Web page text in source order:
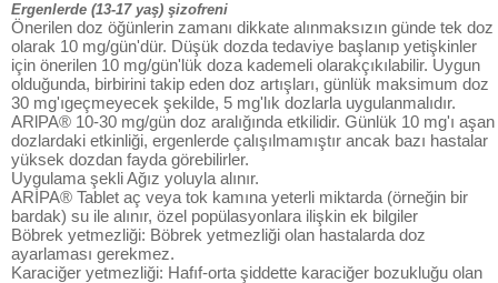
Ergenlerde (13-17 yaş) şizofreni
Önerilen doz öğünlerin zamanı dikkate alınmaksızın günde tek doz
olarak 10 mg/gün'dür. Düşük dozda tedaviye başlanıp yetişkinler
için önerilen 10 mg/gün'lük doza kademeli olarakçıkılabilir. Uygun
olduğunda, birbirini takip eden doz artışları, günlük maksimum doz
30 mg'ıgeçmeyecek şekilde, 5 mg'lık dozlarla uygulanmalıdır.
ARlPA® 10-30 mg/gün doz aralığında etkilidir. Günlük 10 mg'ı aşan
dozlardaki etkinliği, ergenlerde çalışılmamıştır ancak bazı hastalar
yüksek dozdan fayda görebilirler.
Uygulama şekli Ağız yoluyla alınır.
ARİPA® Tablet aç veya tok kamına yeterli miktarda (örneğin bir
bardak) su ile alınır, özel popülasyonlara ilişkin ek bilgiler
Böbrek yetmezliği: Böbrek yetmezliği olan hastalarda doz
ayarlaması gerekmez.
Karaciğer yetmezliği: Hafıf-orta şiddette karaciğer bozukluğu olan